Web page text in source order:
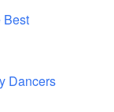
Best
Dancers